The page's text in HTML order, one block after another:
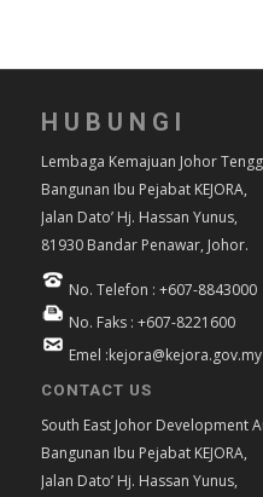
HUBUNGI
Lembaga Kemajuan Johor
Bangunan Ibu Pejabat KEJORA,
Jalan Dato’ Hj. Hassan Yunus,
81930 Bandar Penawar, Johor.
No. Telefon : +607-8843000
No. Faks : +607-8221600
Emel :kejora@kejora.gov.my
CONTACT US
South East Johor Development
Bangunan Ibu Pejabat KEJORA,
Jalan Dato’ Hj. Hassan Yunus,